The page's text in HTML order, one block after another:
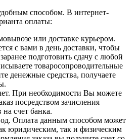
способом. В интернет-
оплаты:
или доставке курьером.
с вами в день доставки, чтобы
подготовить сдачу с любой
товаросопроводительные
денежные средства, получаете
При необходимости Вы можете
посредством зачисления
счет банка.
Оплата данным способом может
юридическим, так и физическим